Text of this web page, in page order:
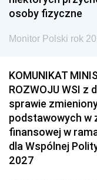
osoby fizyczne
Monitor Polski rok
KOMUNIKAT
ROZWOJU WSI z
sprawie
podstawowych w
finansowej w
dla Wspólnej
2027